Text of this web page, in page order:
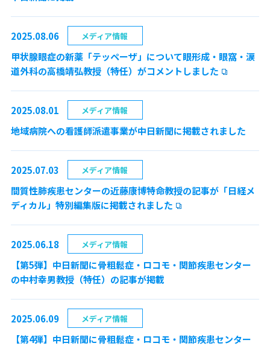
2025.08.06 メディア情報
甲状腺眼症の新薬「テッペーザ」について眼形成・眼窩・涙
道外科の高橋靖弘教授（特任）がコメントしました
2025.08.01 メディア情報
地域病院への看護師派遣事業が中日新聞に掲載されました
2025.07.03 メディア情報
間質性肺疾患センターの近藤康博特命教授の記事が「日経メ
ディカル」特別編集版に掲載されました
2025.06.18 メディア情報
【第5弾】中日新聞に骨粗鬆症・ロコモ・関節疾患センター
の中村幸男教授（特任）の記事が掲載
2025.06.09 メディア情報
【第4弾】中日新聞に骨粗鬆症・ロコモ・関節疾患センター